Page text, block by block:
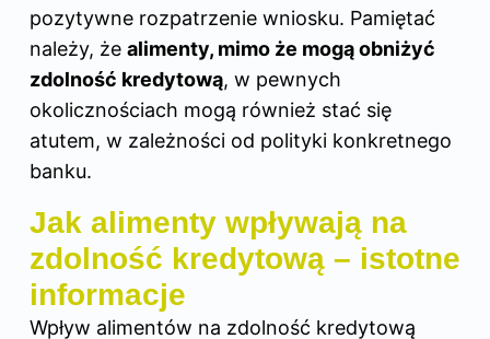
pozytywne rozpatrzenie wniosku. Pamiętać
należy, że alimenty, mimo że mogą obniżyć
zdolność kredytową, w pewnych
okolicznościach mogą również stać się
atutem, w zależności od polityki konkretnego
banku.
Jak alimenty wpływają na
zdolność kredytową – istotne
informacje
Wpływ alimentów na zdolność kredytową